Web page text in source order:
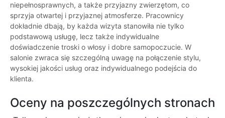
niepełnosprawnych, a także przyjazny zwierzętom, co
sprzyja otwartej i przyjaznej atmosferze. Pracownicy
dokładnie dbają, by każda wizyta stanowiła nie tylko
podstawową usługę, lecz także indywidualne
doświadczenie troski o włosy i dobre samopoczucie. W
salonie zwraca się szczególną uwagę na połączenie stylu,
wysokiej jakości usług oraz indywidualnego podejścia do
klienta.
Oceny na poszczególnych stronach